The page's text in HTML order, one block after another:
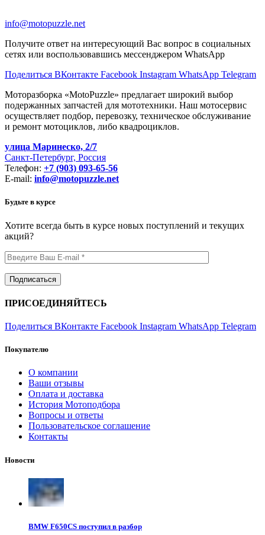
info@motopuzzle.net
Получите ответ на интересующий Вас вопрос в социальных
сетях или воспользовавшись мессенджером WhatsApp
Поделиться ВКонтакте Facebook Instagram WhatsApp Telegram
Моторазборка «MotoPuzzle» предлагает широкий выбор
подержанных запчастей для мототехники. Наш мотосервис
осуществляет подбор, перевозку, техническое обслуживание
и ремонт мотоциклов, либо квадроциклов.
улица Маринеско, 2/7
Санкт-Петербург, Россия
Телефон: +7 (903) 093-65-56
E-mail: info@motopuzzle.net
Будьте в курсе
Хотите всегда быть в курсе новых поступлений и текущих
акций?
ПРИСОЕДИНЯЙТЕСЬ
Поделиться ВКонтакте Facebook Instagram WhatsApp Telegram
Покупателю
О компании
Ваши отзывы
Оплата и доставка
История Мотоподбора
Вопросы и ответы
Пользовательское соглашение
Контакты
Новости
BMW F650CS поступил в разбор